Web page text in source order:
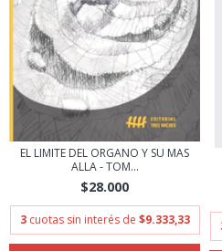
EL LIMITE DEL ORGANO Y SU MAS
ALLA - TOM...
$28.000
3 cuotas sin interés de $9.333,33